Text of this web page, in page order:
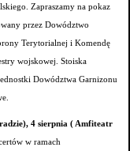
Zapraszamy na pokaz
przez Dowództwo
Terytorialnej i Komendę
wojskowej. Stoiska
Dowództwa Garnizonu
4 sierpnia ( Amfiteatr
w ramach